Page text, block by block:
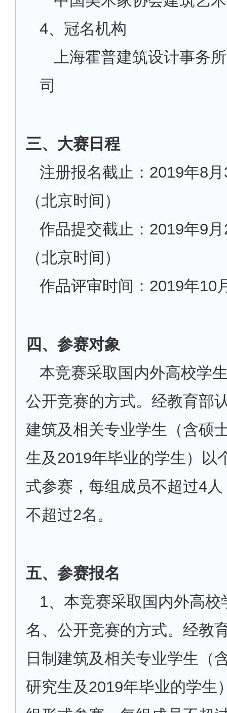
4、冠名机构
上海霍普建筑设计事务
司
三、大赛日程
注册报名截止：2019年8
（北京时间）
作品提交截止：2019年9
（北京时间）
作品评审时间：2019年10
四、参赛对象
本竞赛采取国内外高校学
公开竞赛的方式。经教育部
建筑及相关专业学生（含硕
生及2019年毕业的学生）以
式参赛，每组成员不超过4
不超过2名。
五、参赛报名
1、本竞赛采取国内外高校
名、公开竞赛的方式。经教
日制建筑及相关专业学生（
研究生及2019年毕业的学生